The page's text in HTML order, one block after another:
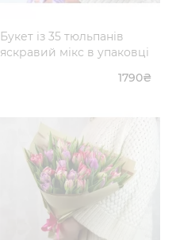
Букет із 35 тюльпанів
яскравий мікс в упаковці
1790₴